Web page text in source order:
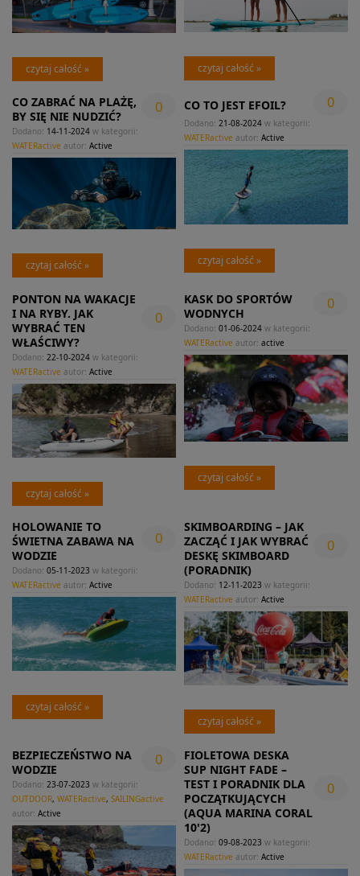
czytaj całość » czytaj całość »
CO ZABRAĆ NA PLAŻĘ,
BY SIĘ NIE NUDZIĆ?
0
Dodano: 14-11-2024 w kategorii:
WATERactive autor: Active
czytaj całość »
CO TO JEST EFOIL? 0
Dodano: 21-08-2024 w kategorii:
WATERactive autor: Active
czytaj całość »
PONTON NA WAKACJE
I NA RYBY. JAK
WYBRAĆ TEN
WŁAŚCIWY?
0
Dodano: 22-10-2024 w kategorii:
WATERactive autor: Active
czytaj całość »
KASK DO SPORTÓW
WODNYCH
0
Dodano: 01-06-2024 w kategorii:
WATERactive autor: active
czytaj całość »
HOLOWANIE TO
ŚWIETNA ZABAWA NA
WODZIE
0
Dodano: 05-11-2023 w kategorii:
WATERactive autor: Active
czytaj całość »
SKIMBOARDING – JAK
ZACZĄĆ I JAK WYBRAĆ
DESKĘ SKIMBOARD
(PORADNIK)
0
Dodano: 12-11-2023 w kategorii:
WATERactive autor: Active
czytaj całość »
BEZPIECZEŃSTWO NA
WODZIE
0
Dodano: 23-07-2023 w kategorii:
OUTDOOR, WATERactive, SAILINGactive
autor: Active
FIOLETOWA DESKA
SUP NIGHT FADE –
TEST I PORADNIK DLA
POCZĄTKUJĄCYCH
(AQUA MARINA CORAL
10'2)
0
Dodano: 09-08-2023 w kategorii:
WATERactive autor: Active